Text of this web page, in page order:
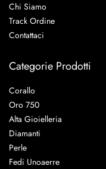
Categorie Prodotti
Corallo
Oro 750
Alta Gioielleria
Diamanti
Perle
Fedi Unoaerre
Chi Siamo
Track Ordine
Contattaci